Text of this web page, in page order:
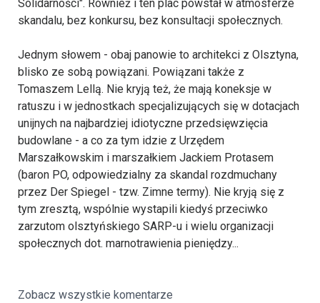
Solidarności". Również i ten plac powstał w atmosferze
skandalu, bez konkursu, bez konsultacji społecznych.
Jednym słowem - obaj panowie to architekci z Olsztyna,
blisko ze sobą powiązani. Powiązani także z
Tomaszem Lellą. Nie kryją też, że mają koneksje w
ratuszu i w jednostkach specjalizujących się w dotacjach
unijnych na najbardziej idiotyczne przedsięwzięcia
budowlane - a co za tym idzie z Urzędem
Marszałkowskim i marszałkiem Jackiem Protasem
(baron PO, odpowiedzialny za skandal rozdmuchany
przez Der Spiegel - tzw. Zimne termy). Nie kryją się z
tym zresztą, wspólnie wystapili kiedyś przeciwko
zarzutom olsztyńskiego SARP-u i wielu organizacji
społecznych dot. marnotrawienia pieniędzy...
Zobacz wszystkie komentarze